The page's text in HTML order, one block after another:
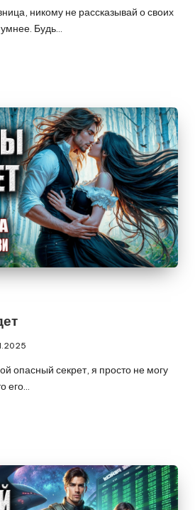
никому не рассказывай о своих
Будь…
опасный секрет, я просто не могу
его…